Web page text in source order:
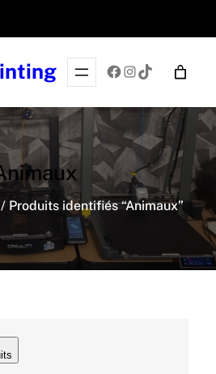
Facebook
Instagram
TikTok
Produits identifiés “Animaux”